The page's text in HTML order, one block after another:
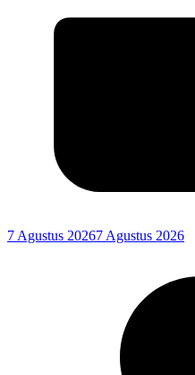
7 Agustus 20267 Agustus 2026